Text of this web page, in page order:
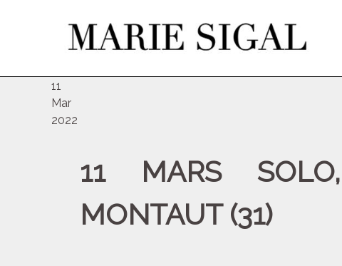
11
Mar
2022
11 MARS
MONTAUT (31)